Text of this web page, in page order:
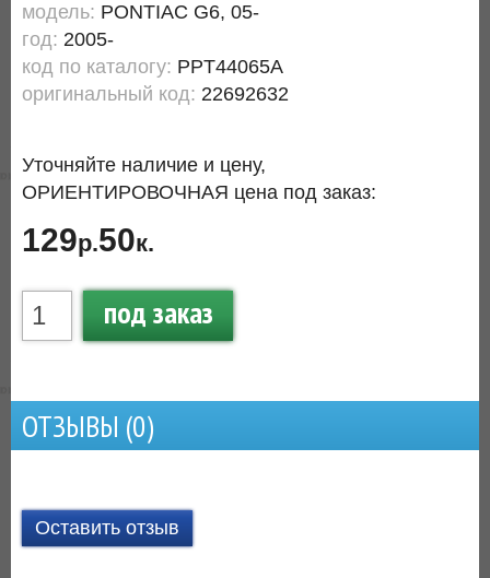
модель: PONTIAC G6, 05-
год: 2005-
код по каталогу: PPT44065A
оригинальный код: 22692632
Уточняйте наличие и цену,
ОРИЕНТИРОВОЧНАЯ цена под заказ:
129р.50к.
под заказ
ОТЗЫВЫ (0)
Оставить отзыв